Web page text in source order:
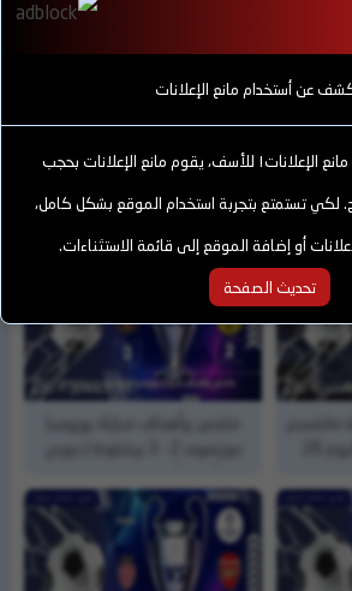
عن أستخدام مانع الإعلانات
الإعلانات! للأسف، يقوم مانع الإعلانات بحجب
تستمتع بتجربة استخدام الموقع بشكل كامل،
أو إضافة الموقع إلى قائمة الاستثناءات.
تحديث الصفحة
من قسم : ملخص المباريات
11, ديسمبر, 2024
ملخص وأهداف مباراة بوروسيا
دورتموند 2 - 3 برشلونة | دوري